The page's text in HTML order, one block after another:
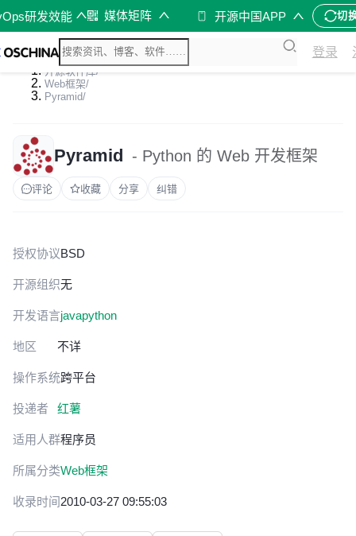
研发效能 媒体矩阵 开源中国APP 切
登录
开源软件库/
Web框架/
Pyramid/
Pyramid - Python 的 Web 开发框架
评论 收藏 分享 纠错
授权协议BSD
开源组织无
开发语言javapython
地区 不详
操作系统跨平台
投递者 红薯
适用人群程序员
所属分类Web框架
收录时间2010-03-27 09:55:03